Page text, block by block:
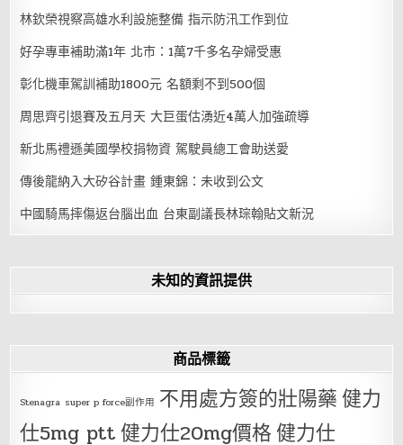
林欽榮視察高雄水利設施整備 指示防汛工作到位
好孕專車補助滿1年 北市：1萬7千多名孕婦受惠
彰化機車駕訓補助1800元 名額剩不到500個
周思齊引退賽及五月天 大巨蛋估湧近4萬人加強疏導
新北馬禮遜美國學校捐物資 駕駛員總工會助送愛
傳後龍納入大矽谷計畫 鍾東錦：未收到公文
中國騎馬摔傷返台腦出血 台東副議長林琮翰貼文新況
未知的資訊提供
商品標籤
Stenagra super p force副作用 不用處方簽的壯陽藥健力
仕5mg ptt健力仕20mg價格健力仕